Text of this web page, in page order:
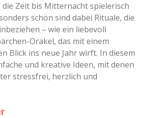
die Zeit bis Mitternacht spielerisch
schön sind dabei Rituale, die
– wie ein liebevoll
Orakel, das mit einem
Blick ins neue Jahr wirft. In diesem
und kreative Ideen, mit denen
stressfrei, herzlich und